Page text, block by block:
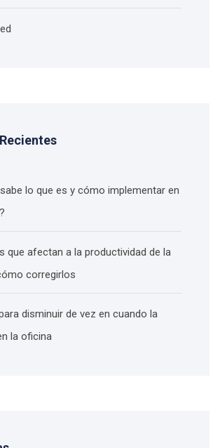
lo que es y cómo implementar en
que afectan a la productividad de la
corregirlos
disminuir de vez en cuando la
la oficina